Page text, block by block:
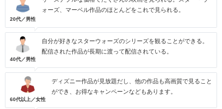
20代／男性
ォーズ、マーベル作品のほとんどをこれで見られる。
40代／男性
自分が好きなスターウォーズのシリーズを観ることができる。
配信された作品が長期に渡って配信されている。
60代以上／女性
ディズニー作品が見放題だし、他の作品も高画質で見ること
ができ、お得なキャンペーンなどもあります。